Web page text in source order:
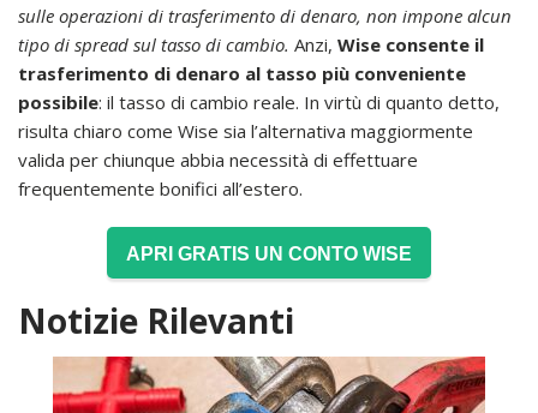
sulle operazioni di trasferimento di denaro, non impone alcun
tipo di spread sul tasso di cambio. Anzi, Wise consente il
trasferimento di denaro al tasso più conveniente
possibile: il tasso di cambio reale. In virtù di quanto detto,
risulta chiaro come Wise sia l’alternativa maggiormente
valida per chiunque abbia necessità di effettuare
frequentemente bonifici all’estero.
APRI GRATIS UN CONTO WISE
Notizie Rilevanti